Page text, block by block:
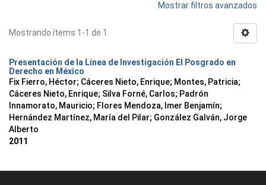
Mostrar filtros avanzados
Mostrando ítems 1-1 de 1
Presentación de la Línea de Investigación El Posgrado en
Derecho en México
Fix Fierro, Héctor; Cáceres Nieto, Enrique; Montes, Patricia;
Cáceres Nieto, Enrique; Silva Forné, Carlos; Padrón
Innamorato, Mauricio; Flores Mendoza, Imer Benjamín;
Hernández Martínez, María del Pilar; González Galván, Jorge
Alberto
2011